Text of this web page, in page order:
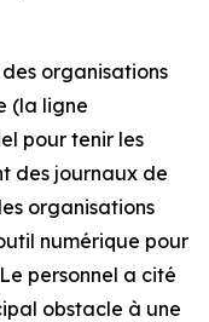
organisations
(la ligne
pour tenir les
des journaux de
organisations
numérique pour
personnel a cité
obstacle à une